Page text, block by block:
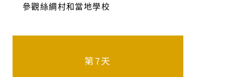
參觀絲綢村和當地學校
第7天